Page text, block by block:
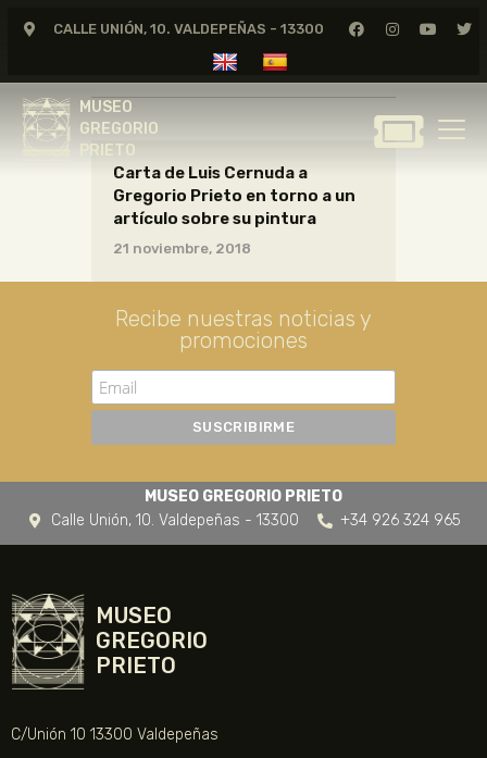
CALLE UNIÓN, 10. VALDEPEÑAS - 13300
MUSEO
GREGORIO
PRIETO
MUSEO
GREGORIO
GREGORIO PRIETO
MUSEO
ARCHIVO
CERTAMEN DE DIBUJO
FUNDACIÓN
NOTICIAS
Carta de Luis Cernuda a
Gregorio Prieto en torno a un
artículo sobre su pintura
21 noviembre, 2018
Recibe nuestras noticias y
promociones
MUSEO GREGORIO PRIETO
Calle Unión, 10. Valdepeñas - 13300
+34 926 324 965
MUSEO
GREGORIO
PRIETO
C/Unión 10 13300 Valdepeñas